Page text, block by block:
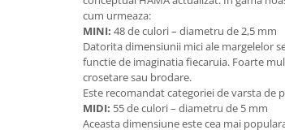
Mobilier gradinita
Spații de joacă
Educatie inovativa
cum urmeaza:
MINI: 48 de culori – diametru de 2,5 mm
Datorita dimensiunii mici ale margelelor
functie de imaginatia fiecaruia. Foarte
crosetare sau brodare.
Este recomandat categoriei de varsta de
MIDI: 55 de culori – diametru de 5 mm
Aceasta dimensiune este cea mai